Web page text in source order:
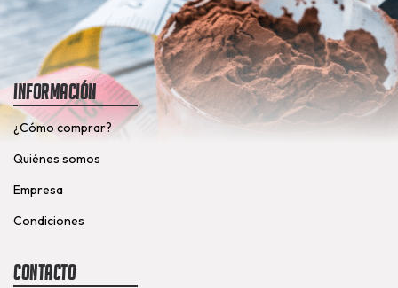
Información
¿Cómo comprar?
Quiénes somos
Empresa
Condiciones
Contacto